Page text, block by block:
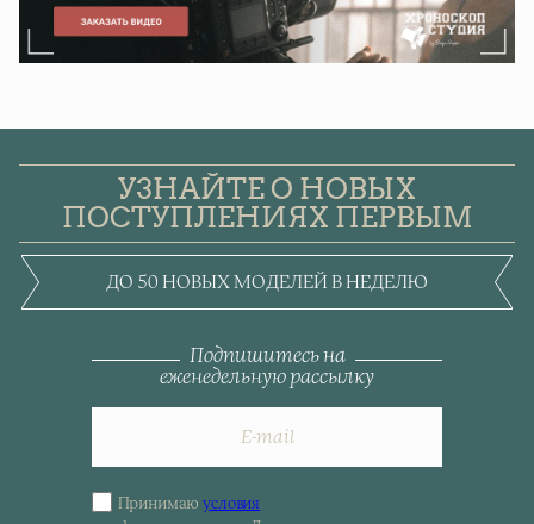
УЗНАЙТЕ О НОВЫХ
ПОСТУПЛЕНИЯХ ПЕРВЫМ
ДО 50 НОВЫХ МОДЕЛЕЙ В НЕДЕЛЮ
Подпишитесь на
еженедельную рассылку
SignПринимаюусловия